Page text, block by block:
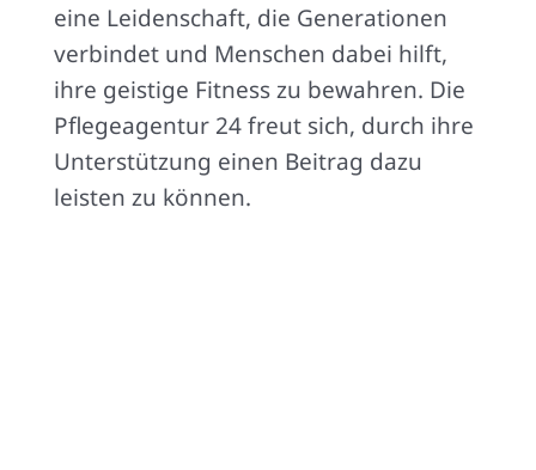
eine Leidenschaft, die Generationen
verbindet und Menschen dabei hilft,
ihre geistige Fitness zu bewahren. Die
Pflegeagentur 24 freut sich, durch ihre
Unterstützung einen Beitrag dazu
leisten zu können.